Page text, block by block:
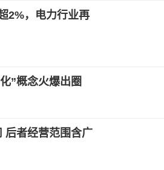
2%，电力行业再
”概念火爆出圈
后者经营范围含广